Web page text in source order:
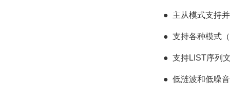
● 主从模式支持
● 支持各种模式
● 支持LIST序列
● 低涟波和低噪音